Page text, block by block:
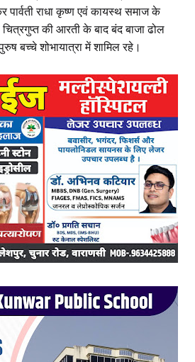
पार्वती राधा कृष्ण एवं कायस्थ समाज के
चित्रगुप्त की आरती के बाद बंद बाजा ढोल
बच्चे शोभायात्रा में शामिल रहे।